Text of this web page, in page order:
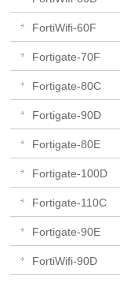
FortiWifi-60F
Fortigate-70F
Fortigate-80C
Fortigate-90D
Fortigate-80E
Fortigate-100D
Fortigate-110C
Fortigate-90E
FortiWifi-90D